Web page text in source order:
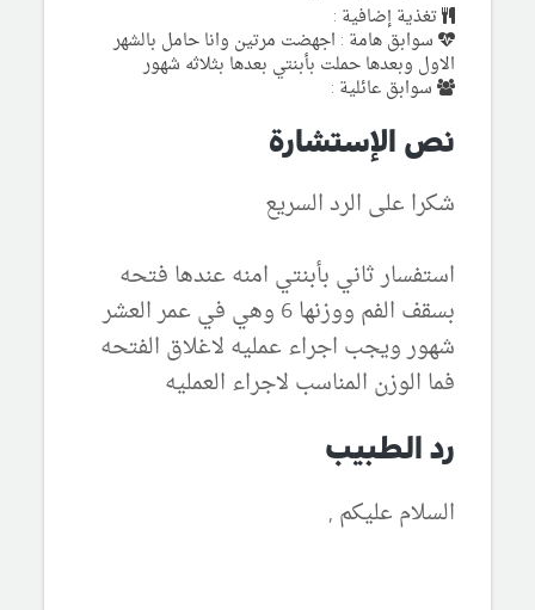
تغذية إضافية :
سوابق هامة : اجهضت مرتين وانا حامل بالشهر
الاول وبعدها حملت بأبنتي بعدها بثلاثه شهور
سوابق عائلية :
نص الإستشارة
شكرا على الرد السريع
استفسار ثاني بأبنتي امنه عندها فتحه
بسقف الفم ووزنها 6 وهي في عمر العشر
شهور ويجب اجراء عمليه لاغلاق الفتحه
فما الوزن المناسب لاجراء العمليه
رد الطبيب
السلام عليكم ,